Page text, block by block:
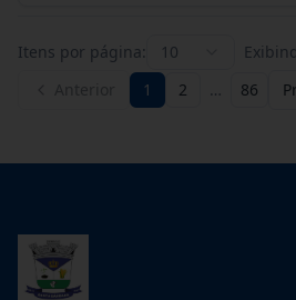
Itens por página: 10
1 2 … 86